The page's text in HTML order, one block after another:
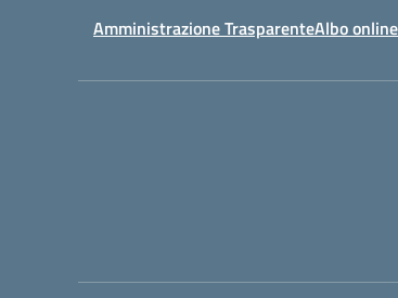
Amministrazione TrasparenteAlbo online